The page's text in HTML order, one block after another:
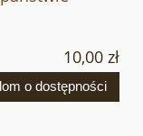
10,00 zł
o dostępności